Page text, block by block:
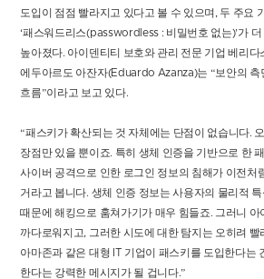
도입이 점점 빨라지고 있다고 볼 수 있으며, 두 주요
‘패스워드리스(passwordless : 비밀번호 없는)’가 더
높아졌다. 아이덴티티 보호와 관리 전문 기업 베리
에두아르도 아잔자(Eduardo Azanza)는 “보안의 측
흐름”이라고 보고 있다.
“패스키가 확산되는 것 자체에는 단점이 없습니다.
장점만 있을 뿐이죠. 특히 생체 인증을 기반으로 한
사이버 공격으로 인한 로그인 정보의 침해가 이전처
거라고 봅니다. 생체 인증 정보는 사용자의 물리적 특
때문에 해킹으로 훔쳐가기가 매우 힘들죠. 그러니 아
까다로워지고, 그러한 시도에 대한 탐지는 오히려 빨
아마존과 같은 대형 IT 기업이 패스키를 도입한다는
한다는 강력한 메시지가 될 겁니다.”